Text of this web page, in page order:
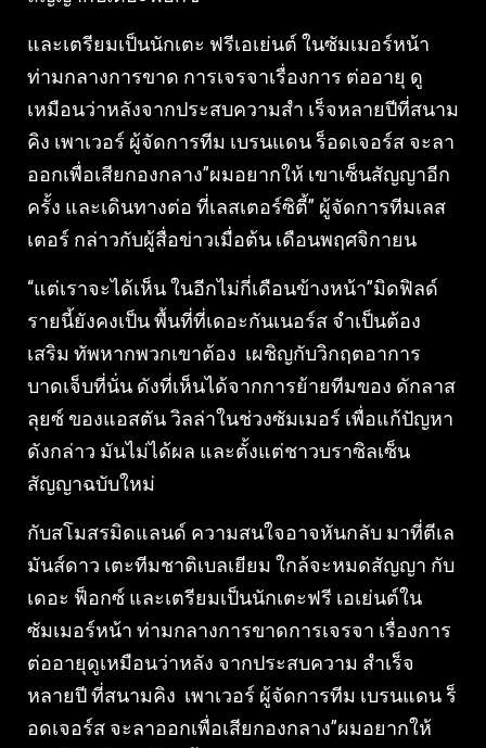
และเตรียมเป็นนักเตะ ฟรีเอเย่นต์ ในซัมเมอร์หน้า
ท่ามกลางการขาด การเจรจาเรื่องการ ต่ออายุ ดู
เหมือนว่าหลังจากประสบความสํา เร็จหลายปีที่สนาม
คิง เพาเวอร์ ผู้จัดการทีม เบรนแดน ร็อดเจอร์ส จะลา
ออกเพื่อเสียกองกลาง”ผมอยากให้ เขาเซ็นสัญญาอีก
ครั้ง และเดินทางต่อ ที่เลสเตอร์ซิตี้” ผู้จัดการทีมเลส
เตอร์ กล่าวกับผู้สื่อข่าวเมื่อต้น เดือนพฤศจิกายน
“แต่เราจะได้เห็น ในอีกไม่กี่เดือนข้างหน้า”มิดฟิลด์
รายนี้ยังคงเป็น พื้นที่ที่เดอะกันเนอร์ส จําเป็นต้อง
เสริม ทัพหากพวกเขาต้อง เผชิญกับวิกฤตอาการ
บาดเจ็บที่นั่น ดังที่เห็นได้จากการย้ายทีมของ ดักลาส
ลุยซ์ ของแอสตัน วิลล่าในช่วงซัมเมอร์ เพื่อแก้ปัญหา
ดังกล่าว มันไม่ได้ผล และตั้งแต่ชาวบราซิลเซ็น
สัญญาฉบับใหม่
กับสโมสรมิดแลนด์ ความสนใจอาจหันกลับ มาที่ตีเล
มันส์ดาว เตะทีมชาติเบลเยียม ใกล้จะหมดสัญญา กับ
เดอะ ฟ็อกซ์ และเตรียมเป็นนักเตะฟรี เอเย่นต์ใน
ซัมเมอร์หน้า ท่ามกลางการขาดการเจรจา เรื่องการ
ต่ออายุดูเหมือนว่าหลัง จากประสบความ สําเร็จ
หลายปี ที่สนามคิง เพาเวอร์ ผู้จัดการทีม เบรนแดน ร็
อดเจอร์ส จะลาออกเพื่อเสียกองกลาง”ผมอยากให้